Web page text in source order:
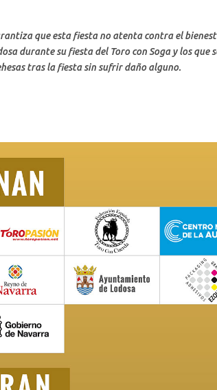
que esta fiesta no atenta contra el
durante su fiesta del Toro con Soga y los que
tras la fiesta sin sufrir daño alguno.